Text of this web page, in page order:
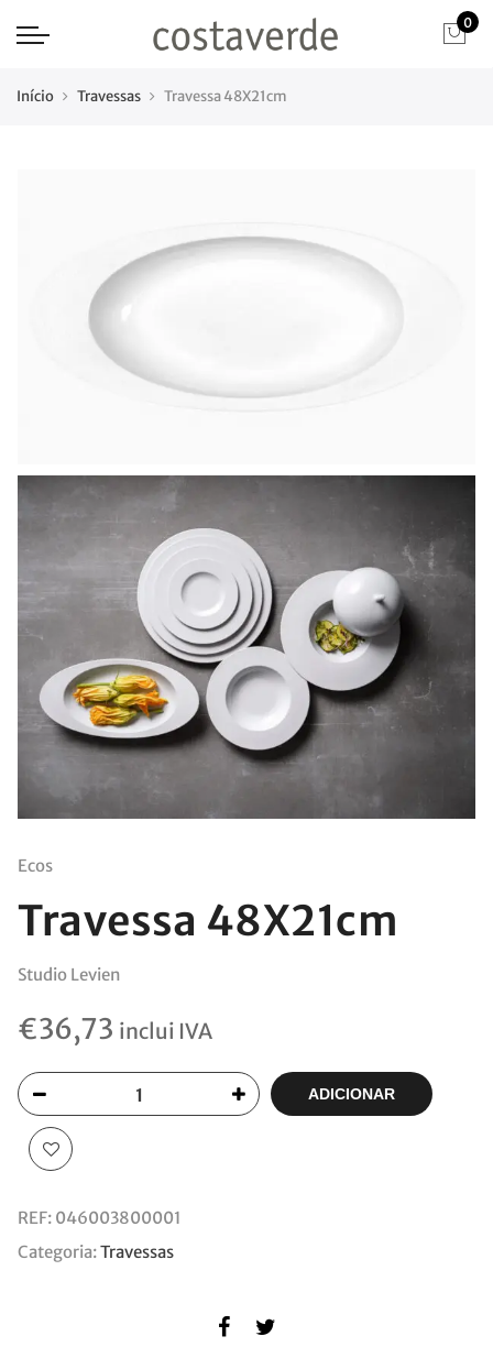
0
Início Travessas Travessa 48X21cm
Ecos
Travessa 48X21cm
Studio Levien
€36,73 inclui IVA
ADICIONAR
REF: 046003800001
Categoria:Travessas